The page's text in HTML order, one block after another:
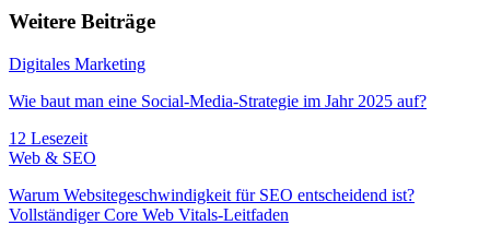
Weitere Beiträge
Digitales Marketing
Wie baut man eine Social-Media-Strategie im Jahr 2025 auf?
12 Lesezeit
Web & SEO
Warum Websitegeschwindigkeit für SEO entscheidend ist?
Vollständiger Core Web Vitals-Leitfaden